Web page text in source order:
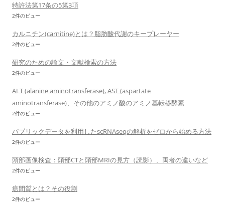
特許法第17条の5第3項
2件のビュー
カルニチン(carnitine)とは？脂肪酸代謝のキープレーヤー
2件のビュー
研究のための論文・文献検索の方法
2件のビュー
ALT (alanine aminotransferase), AST (aspartate
aminotransferase)、その他のアミノ酸のアミノ基転移酵素
2件のビュー
パブリックデータを利用したscRNAseqの解析をゼロから始める方法
2件のビュー
頭部画像検査：頭部CTと頭部MRIの見方（読影）、両者の違いなど
2件のビュー
癌間質とは？その役割
2件のビュー